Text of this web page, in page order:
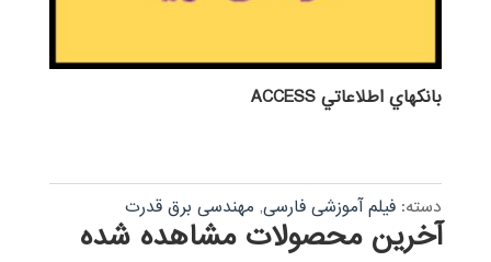
بانكهاي اطلاعاتي ACCESS
دسته: فیلم آموزشی فارسی, مهندسی برق قدرت
آخرین محصولات مشاهده شده